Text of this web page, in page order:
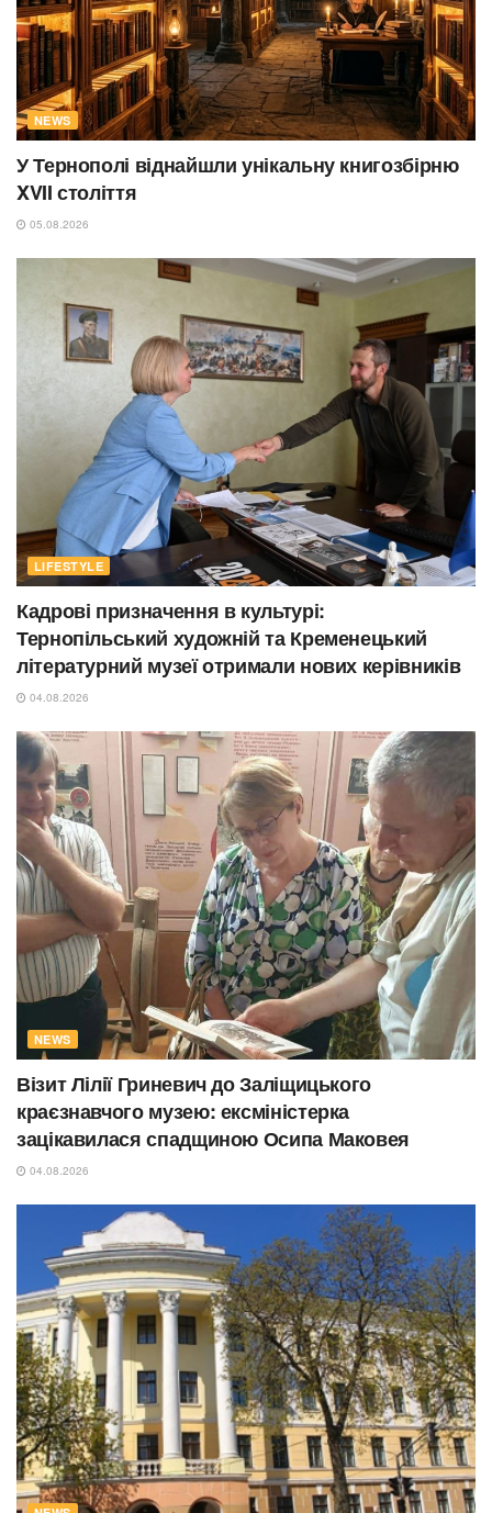
NEWS
У Тернополі віднайшли унікальну книгозбірню
XVII століття
05.08.2026
LIFESTYLE
Кадрові призначення в культурі:
Тернопільський художній та Кременецький
літературний музеї отримали нових керівників
04.08.2026
NEWS
Візит Лілії Гриневич до Заліщицького
краєзнавчого музею: ексміністерка
зацікавилася спадщиною Осипа Маковея
04.08.2026